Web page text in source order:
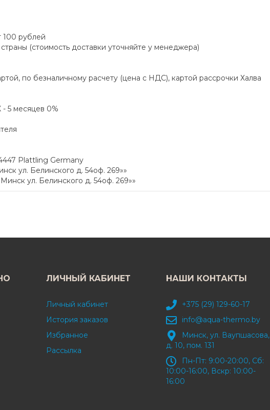
100 рублей
(стоимость доставки уточняйте у менеджера)
по безналичному расчету (цена с НДС), картой рассрочки Халва
- 5 месяцев 0%
Plattling Germany
ул. Белинского д. 54оф. 269»»
ул. Белинского д. 54оф. 269»»
ЛИЧНЫЙ КАБИНЕТ
Личный кабинет
История заказов
Избранное
Рассылка
НАШИ КОНТАКТЫ
+375 (29) 129-60-17
info@aqua-thermo.by
Минск, ул. Ваупшасова,
д. 10, пом. 131
Пн-Пт: 9:00-20:00, Сб:
10:00-16:00, Вскр: 10:00-
16:00